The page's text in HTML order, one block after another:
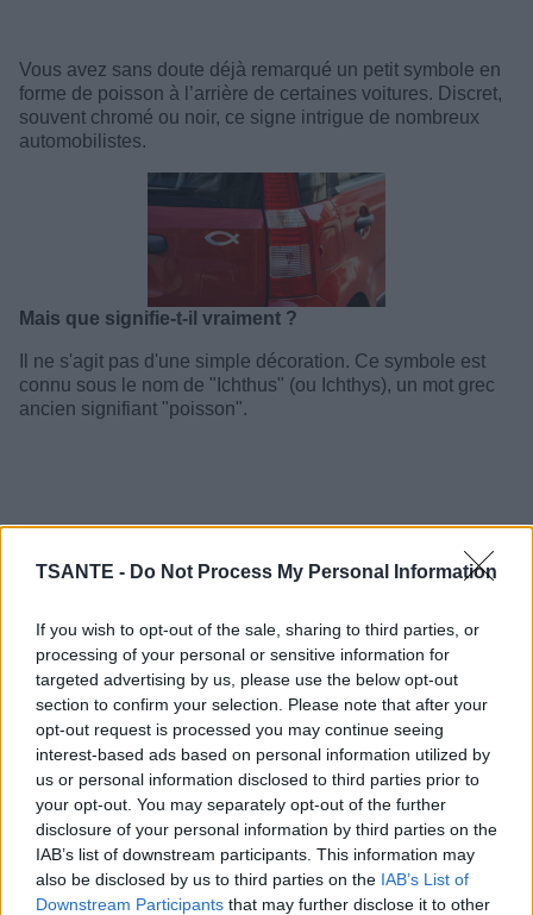
TSANTE - Do Not Process My Personal Information
If you wish to opt-out of the sale, sharing to third parties, or
processing of your personal or sensitive information for
targeted advertising by us, please use the below opt-out
section to confirm your selection. Please note that after your
opt-out request is processed you may continue seeing
interest-based ads based on personal information utilized by
us or personal information disclosed to third parties prior to
your opt-out. You may separately opt-out of the further
disclosure of your personal information by third parties on the
IAB’s list of downstream participants. This information may
also be disclosed by us to third parties on the IAB’s List of
Downstream Participants that may further disclose it to other
Vous avez sans doute déjà remarqué un petit symbole en
forme de poisson à l’arrière de certaines voitures. Discret,
souvent chromé ou noir, ce signe intrigue de nombreux
automobilistes.
Mais que signifie-t-il vraiment ?
Il ne s'agit pas d'une simple décoration. Ce symbole est
connu sous le nom de "Ichthus" (ou Ichthys), un mot grec
ancien signifiant "poisson".
Dans les premières lettres du mot grec ἰχθύς (ichthys), les
chrétiens voyaient une abréviation de "Jésus-Christ, Fils
de Dieu, Sauveur".
Autrefois utilisé comme signe de reconnaissance secrète